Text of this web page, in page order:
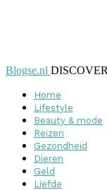
Blogse.nl
Home
Lifestyle
Beauty & mode
Reizen
Gezondheid
Dieren
Geld
Liefde